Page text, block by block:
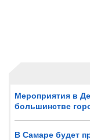
Мероприятия в
большинстве
В Самаре будет